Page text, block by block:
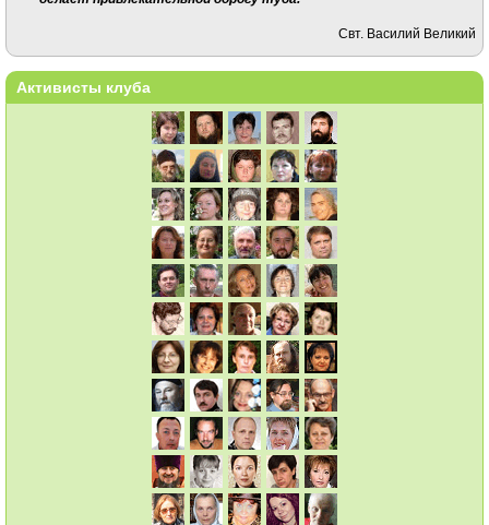
Свт. Василий Великий
Активисты клуба